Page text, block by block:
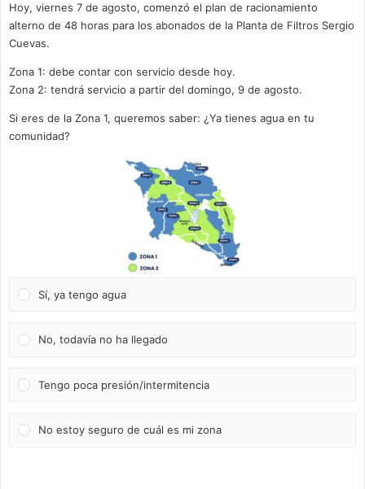
Hoy, viernes 7 de agosto, comenzó el plan de racionamiento
alterno de 48 horas para los abonados de la Planta de Filtros Sergio
Cuevas.
Zona 1: debe contar con servicio desde hoy.
Zona 2: tendrá servicio a partir del domingo, 9 de agosto.
Si eres de la Zona 1, queremos saber: ¿Ya tienes agua en tu
comunidad?
Sí, ya tengo agua
No, todavía no ha llegado
Tengo poca presión/intermitencia
No estoy seguro de cuál es mi zona